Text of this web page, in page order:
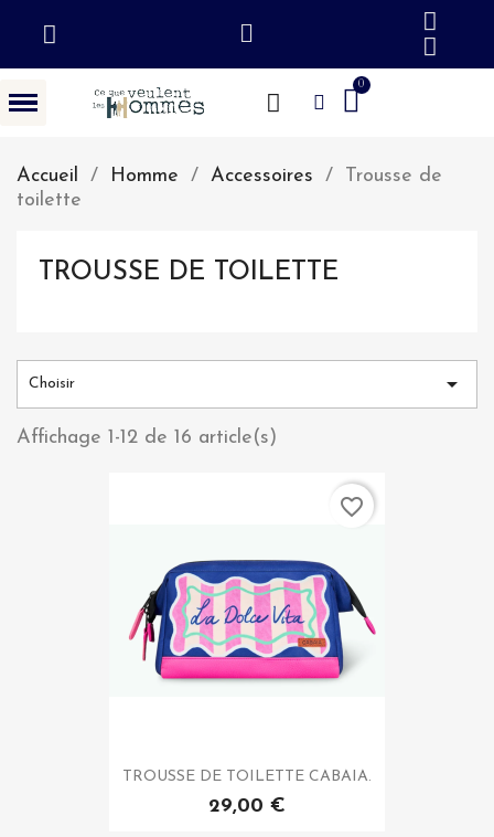
Accueil Homme Accessoires
Trousse de
toilette
TROUSSE DE TOILETTE
Choisir 
Affichage 1-12 de 16 article(s)
TROUSSE DE TOILETTE CABAIA.
29,00 €
favorite_border